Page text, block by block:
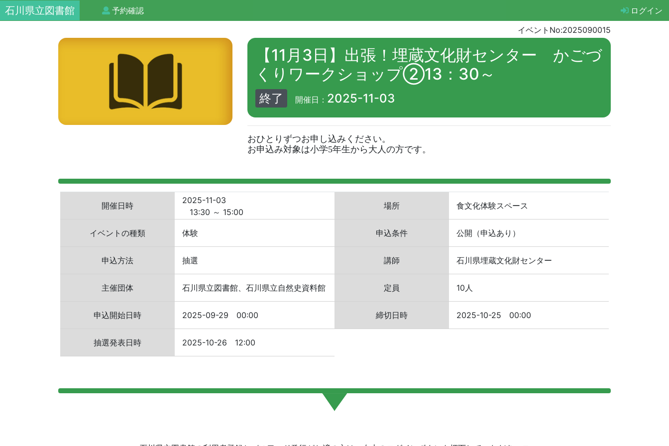
石川県立図書館 予約確認
ログイン
イベントNo:2025090015
【11月3日】出張！埋蔵文化財センター かごづ
くりワークショップ②13：30～
終了 開催日： 2025-11-03
おひとりずつお申し込みください。
お申込み対象は小学5年生から大人の方です。
開催日時
2025-11-03
13:30 ～ 15:00
場所 食文化体験スペース
イベントの種類 体験 申込条件 公開（申込あり）
申込方法 抽選 講師 石川県埋蔵文化財センター
主催団体 石川県立図書館、石川県立自然史資料館 定員 10人
申込開始日時 2025-09-29 00:00 締切日時 2025-10-25 00:00
抽選発表日時 2025-10-26 12:00